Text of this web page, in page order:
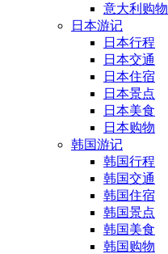
意大利购物
日本游记
日本行程
日本交通
日本住宿
日本景点
日本美食
日本购物
韩国游记
韩国行程
韩国交通
韩国住宿
韩国景点
韩国美食
韩国购物